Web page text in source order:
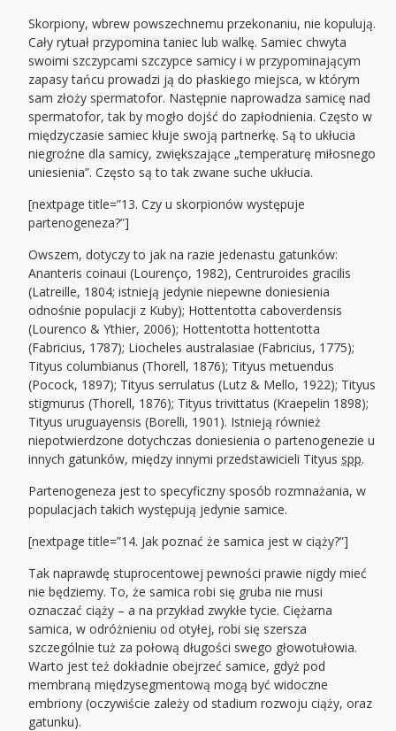
Skorpiony, wbrew powszechnemu przekonaniu, nie kopulują.
Cały rytuał przypomina taniec lub walkę. Samiec chwyta
swoimi szczypcami szczypce samicy i w przypominającym
zapasy tańcu prowadzi ją do płaskiego miejsca, w którym
sam złoży spermatofor. Następnie naprowadza samicę nad
spermatofor, tak by mogło dojść do zapłodnienia. Często w
międzyczasie samiec kłuje swoją partnerkę. Są to ukłucia
niegroźne dla samicy, zwiększające „temperaturę miłosnego
uniesienia”. Często są to tak zwane suche ukłucia.
[nextpage title=”13. Czy u skorpionów występuje
partenogeneza?”]
Owszem, dotyczy to jak na razie jedenastu gatunków:
Ananteris coinaui (Lourenço, 1982), Centruroides gracilis
(Latreille, 1804; istnieją jedynie niepewne doniesienia
odnośnie populacji z Kuby); Hottentotta caboverdensis
(Lourenco & Ythier, 2006); Hottentotta hottentotta
(Fabricius, 1787); Liocheles australasiae (Fabricius, 1775);
Tityus columbianus (Thorell, 1876); Tityus metuendus
(Pocock, 1897); Tityus serrulatus (Lutz & Mello, 1922); Tityus
stigmurus (Thorell, 1876); Tityus trivittatus (Kraepelin 1898);
Tityus uruguayensis (Borelli, 1901). Istnieją również
niepotwierdzone dotychczas doniesienia o partenogenezie u
innych gatunków, między innymi przedstawicieli Tityus spp.
Partenogeneza jest to specyficzny sposób rozmnażania, w
populacjach takich występują jedynie samice.
[nextpage title=”14. Jak poznać że samica jest w ciąży?”]
Tak naprawdę stuprocentowej pewności prawie nigdy mieć
nie będziemy. To, że samica robi się gruba nie musi
oznaczać ciąży – a na przykład zwykłe tycie. Ciężarna
samica, w odróżnieniu od otyłej, robi się szersza
szczególnie tuż za połową długości swego głowotułowia.
Warto jest też dokładnie obejrzeć samice, gdyż pod
membraną międzysegmentową mogą być widoczne
embriony (oczywiście zależy od stadium rozwoju ciąży, oraz
gatunku).